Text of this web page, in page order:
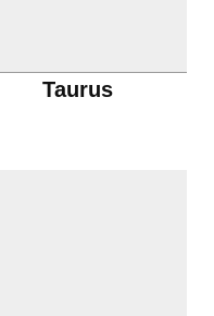
Taurus